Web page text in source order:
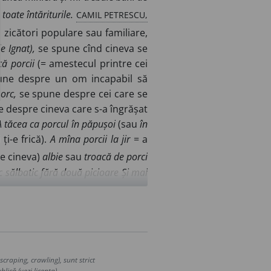
întăriturile. CAMIL PETRESCU,
zicători populare sau familiare,
Ignat), se spune cînd cineva se
porcii(= amestecul printre cei
despre un om incapabil să
se spune despre cei care se
despre cineva care s-a îngrășat
tăcea ca porcul în păpușoi(sauîn
ți-e frică).A mîna porcii la jir= a
cineva) albiesau troacă de porci
sălbatic fără două picioare Și mai
CAMILAR, N.
ești tu, măi! GALAN, Z. R.
crawling), sunt strict